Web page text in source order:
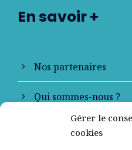
Gérer le
cookies
En savoir +
Nos partenaires
Qui sommes-nous ?
Contactez-nous